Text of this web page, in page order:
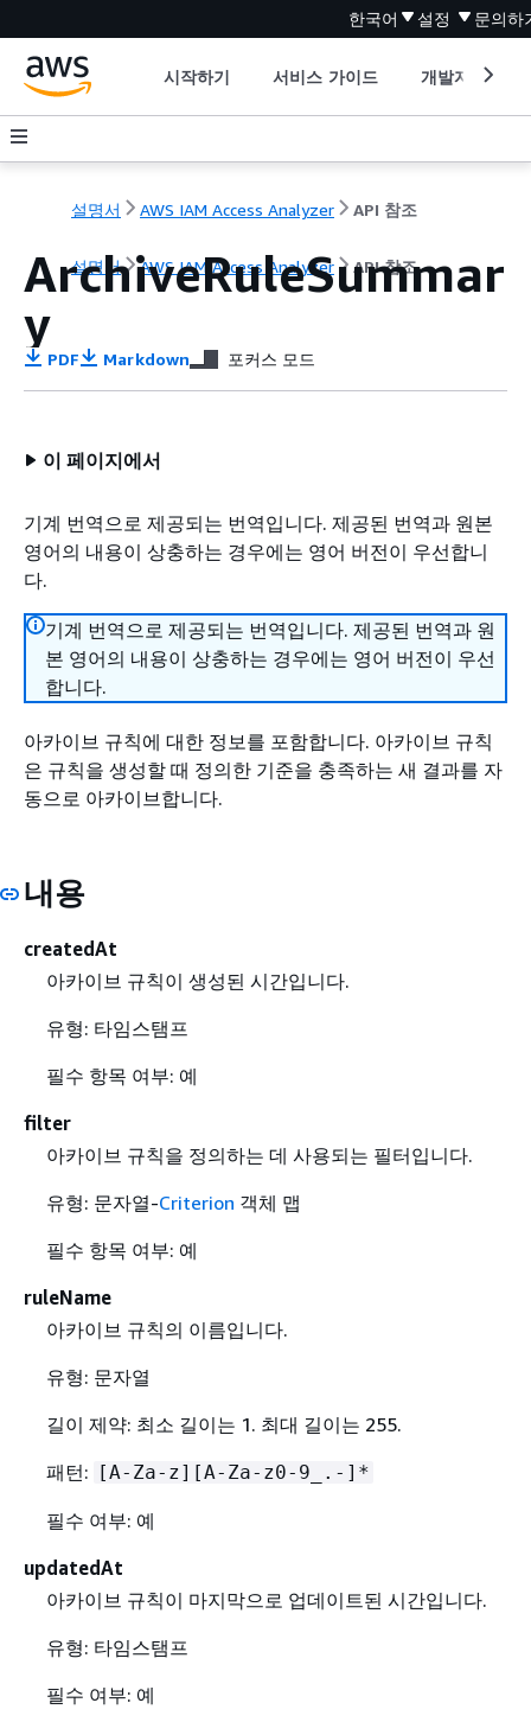
한국어 설정 문의하
시작하기 서비스 가이드 개발자 도구
설명서 AWS IAM Access Analyzer API 참조
설명서 AWS IAM Access Analyzer API 참조
ArchiveRuleSummar
y
PDF Markdown 포커스 모드
이 페이지에서
기계 번역으로 제공되는 번역입니다. 제공된 번역과 원본
영어의 내용이 상충하는 경우에는 영어 버전이 우선합니
다.
기계 번역으로 제공되는 번역입니다. 제공된 번역과 원
본 영어의 내용이 상충하는 경우에는 영어 버전이 우선
합니다.
아카이브 규칙에 대한 정보를 포함합니다. 아카이브 규칙
은 규칙을 생성할 때 정의한 기준을 충족하는 새 결과를 자
동으로 아카이브합니다.
내용
createdAt
아카이브 규칙이 생성된 시간입니다.
유형: 타임스탬프
필수 항목 여부: 예
filter
아카이브 규칙을 정의하는 데 사용되는 필터입니다.
유형: 문자열-Criterion 객체 맵
필수 항목 여부: 예
ruleName
아카이브 규칙의 이름입니다.
유형: 문자열
길이 제약: 최소 길이는 1. 최대 길이는 255.
패턴: [A-Za-z][A-Za-z0-9_.-]*
필수 여부: 예
updatedAt
아카이브 규칙이 마지막으로 업데이트된 시간입니다.
유형: 타임스탬프
필수 여부: 예